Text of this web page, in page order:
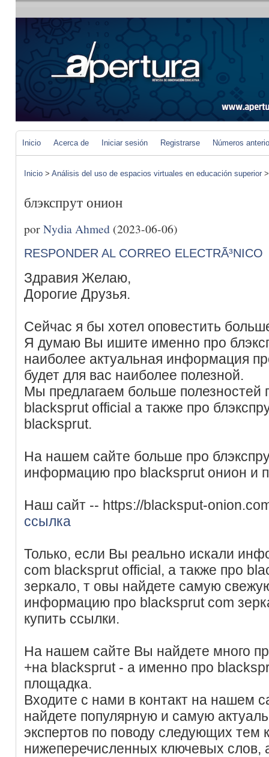
Inicio Acerca de Iniciar sesión Registrarse Números
Inicio > Análisis del uso de espacios virtuales en educación superior
блэкспрут онион
porNydia Ahmed (2023-06-06)
RESPONDER AL CORREO ELECTRÃ³NICO
Здравия Желаю,
Дорогие Друзья.
Сейчас я бы хотел оповестить
Я думаю Вы ишите именно про
наиболее актуальная информация
будет для вас наиболее полезной.
Мы предлагаем больше полезностей
blacksprut official а также про
blacksprut.
На нашем сайте больше про
информацию про blacksprut онион и
Наш сайт -- https://blacksput-
ссылка
Только, если Вы реально искали
com blacksprut official, а также про
зеркало, т овы найдете самую
информацию про blacksprut com
купить ссылки.
На нашем сайте Вы найдете много
+на blacksprut - а именно про
площадка.
Входите с нами в контакт на нашем
найдете популярную и самую
экспертов по поводу следующих тем
нижеперечисленных ключевых слов,